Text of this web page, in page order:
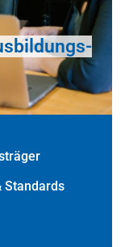
Standards